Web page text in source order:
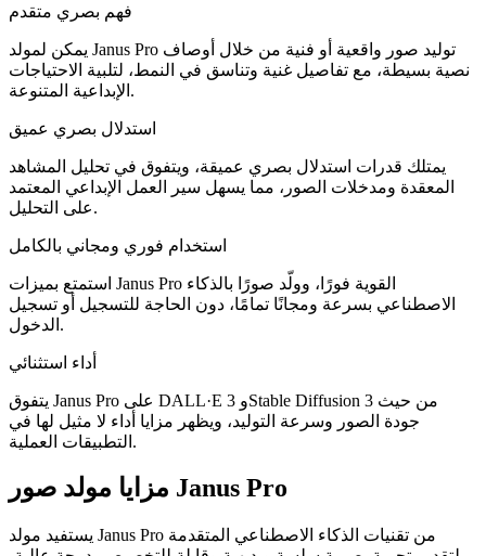
فهم بصري متقدم
يمكن لمولد Janus Pro توليد صور واقعية أو فنية من خلال أوصاف
نصية بسيطة، مع تفاصيل غنية وتناسق في النمط، لتلبية الاحتياجات
الإبداعية المتنوعة.
استدلال بصري عميق
يمتلك قدرات استدلال بصري عميقة، ويتفوق في تحليل المشاهد
المعقدة ومدخلات الصور، مما يسهل سير العمل الإبداعي المعتمد
على التحليل.
استخدام فوري ومجاني بالكامل
استمتع بميزات Janus Pro القوية فورًا، وولّد صورًا بالذكاء
الاصطناعي بسرعة ومجانًا تمامًا، دون الحاجة للتسجيل أو تسجيل
الدخول.
أداء استثنائي
يتفوق Janus Pro على DALL·E 3 وStable Diffusion 3 من حيث
جودة الصور وسرعة التوليد، ويظهر مزايا أداء لا مثيل لها في
التطبيقات العملية.
مزايا مولد صور Janus Pro
يستفيد مولد Janus Pro من تقنيات الذكاء الاصطناعي المتقدمة